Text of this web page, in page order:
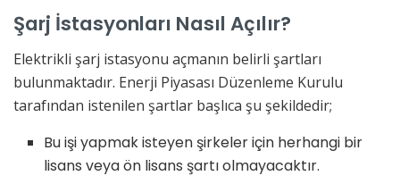
Şarj İstasyonları Nasıl Açılır?
Elektrikli şarj istasyonu açmanın belirli şartları
bulunmaktadır. Enerji Piyasası Düzenleme Kurulu
tarafından istenilen şartlar başlıca şu şekildedir;
Bu işi yapmak isteyen şirkeler için herhangi bir
lisans veya ön lisans şartı olmayacaktır.